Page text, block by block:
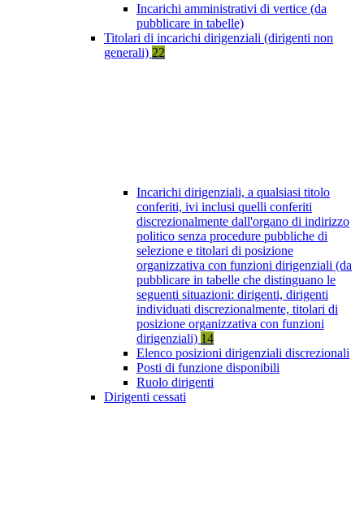
Incarichi amministrativi di vertice (da
pubblicare in tabelle)
Titolari di incarichi dirigenziali (dirigenti non
generali) 22
Incarichi dirigenziali, a qualsiasi titolo
conferiti, ivi inclusi quelli conferiti
discrezionalmente dall'organo di indirizzo
politico senza procedure pubbliche di
selezione e titolari di posizione
organizzativa con funzioni dirigenziali (da
pubblicare in tabelle che distinguano le
seguenti situazioni: dirigenti, dirigenti
individuati discrezionalmente, titolari di
posizione organizzativa con funzioni
dirigenziali) 14
Elenco posizioni dirigenziali discrezionali
Posti di funzione disponibili
Ruolo dirigenti
Dirigenti cessati